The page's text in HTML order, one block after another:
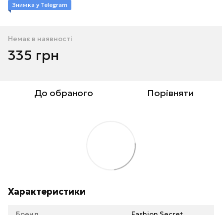
Знижка у Telegram
Немає в наявності
335 грн
До обраного Порівняти
Характеристики